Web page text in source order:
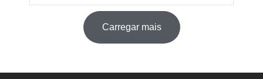
Carregar mais